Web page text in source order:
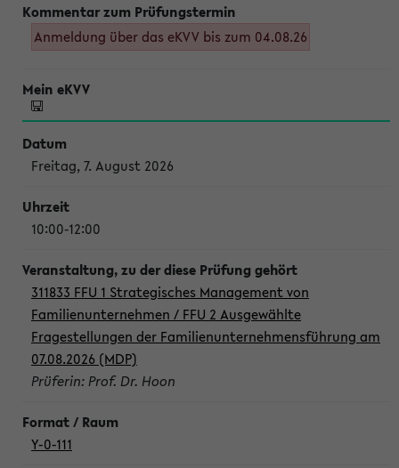
Anmeldung über das eKVV bis zum 04.08.26
Freitag, 7. August 2026
10:00-12:00
311833 FFU 1 Strategisches Management von
Familienunternehmen / FFU 2 Ausgewählte
Fragestellungen der Familienunternehmensführung am
07.08.2026 (MDP)
Prüferin: Prof. Dr. Hoon
Y-0-111